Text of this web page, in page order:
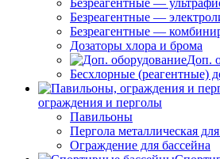
Безреагентные —
Безреагентные —
Безреагентные —
Дозаторы хлора и брома
Доп.
Бесхлорные (реагентные)
ограждения и перголы
Павильоны
Пергола металлическая
Ограждение для бассейна